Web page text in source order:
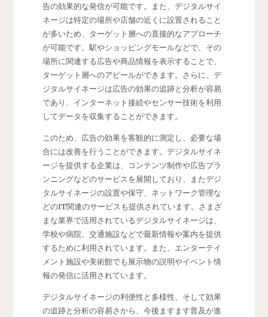
告の効果的な発信が可能です。また、デジタルサイ
ネージは特定の場所や店舗の近くに設置されること
が多いため、ターゲット層への直接的なアプローチ
が可能です。駅やショッピングモールなどで、その
場所に関連する広告や商品情報を表示することで、
ターゲット層へのアピールができます。さらに、デ
ジタルサイネージは広告の効果の追跡と分析が容易
であり、インターネット接続やセンサー技術を利用
してデータを収集することができます。
このため、広告の効果を客観的に測定し、必要な場
合には改善を行うことができます。デジタルサイネ
ージを提供する企業は、コンテンツ制作や広告プラ
ンニングなどのサービスを展開しており、またデジ
タルサイネージの設置や保守、ネットワーク管理な
どのIT関連のサービスも提供されています。さまざ
まな業界で活用されているデジタルサイネージは、
学校や病院、交通施設などで最新情報や案内を提供
するために利用されています。また、エンターテイ
メント施設や美術館でも展示物の説明やイベント情
報の発信に活用されています。
デジタルサイネージの利便性と多様性、そして効果
の追跡と分析の容易さから、今後ますます普及が進